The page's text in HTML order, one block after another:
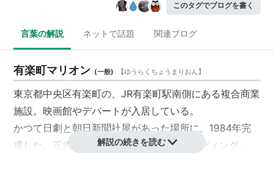
このタグでブログを書く
言葉の解説 ネットで話題 関連ブログ
有楽町マリオン (一般) 【ゆうらくちょうまりおん】
東京都中央区有楽町の、JR有楽町駅南側にある複合商業
施設。映画館やデパートが入居している。
かつて日劇と朝日新聞社屋があった場所に、1984年完
成した。正式名称は「有楽町センタービルディング」
解説の続きを読む